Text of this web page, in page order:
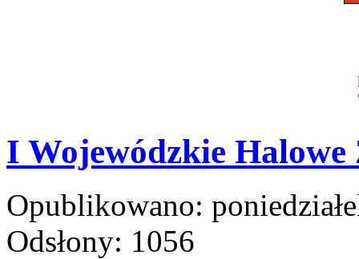
I Wojewódzkie Halowe
Opublikowano:
Odsłony: 1056